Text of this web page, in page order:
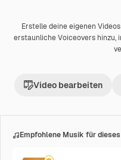
Premium
Erstelle deine eigenen
erstaunliche Voiceovers hinzu,
Video bearbeiten
Empfohlene Musik für